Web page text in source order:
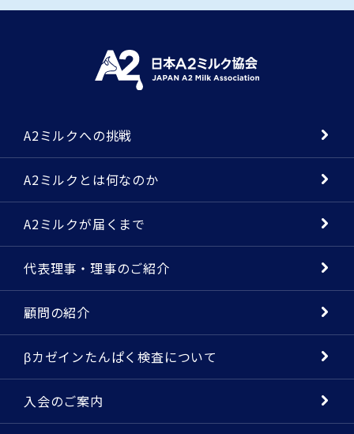
A2ミルクへの挑戦
A2ミルクとは何なのか
A2ミルクが届くまで
代表理事・理事のご紹介
顧問の紹介
βカゼインたんぱく検査について
入会のご案内